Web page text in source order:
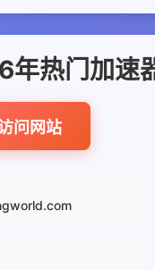
年热门加速
问网站